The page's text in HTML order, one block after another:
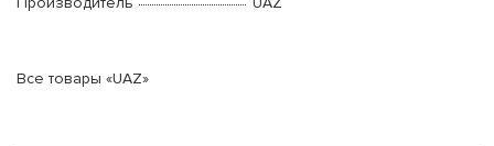
Все товары «UAZ»